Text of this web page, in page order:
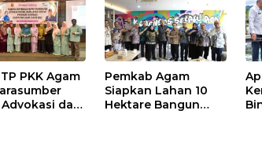
PKK Agam
dan
Pemkab Agam
Siapkan Lahan 10
Hektare Bangun